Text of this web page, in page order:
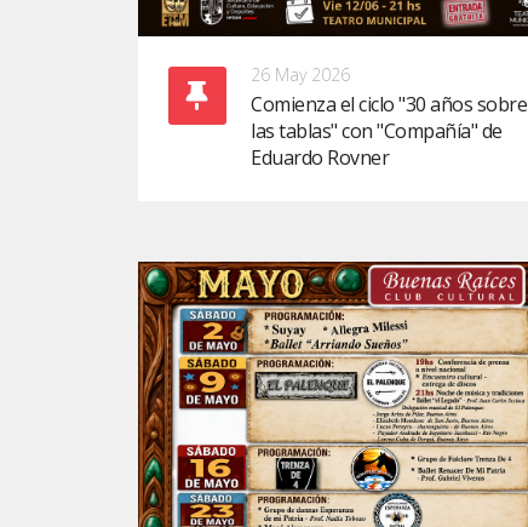
26 May 2026
Comienza el ciclo "30 años sobre
las tablas" con "Compañía" de
Eduardo Rovner